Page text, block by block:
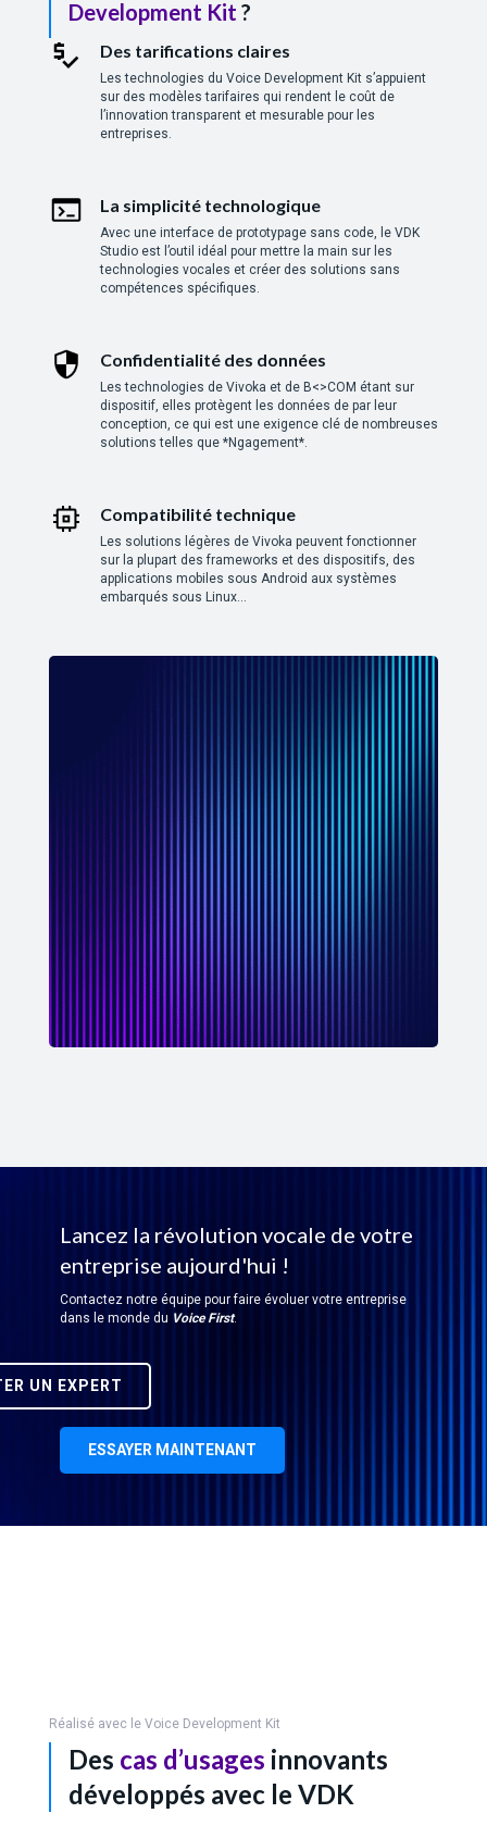
Development Kit ?
Des tarifications claires
Les technologies du Voice Development Kit s’appuient
sur des modèles tarifaires qui rendent le coût de
l’innovation transparent et mesurable pour les
entreprises.
La simplicité technologique
Avec une interface de prototypage sans code, le VDK
Studio est l’outil idéal pour mettre la main sur les
technologies vocales et créer des solutions sans
compétences spécifiques.
Confidentialité des données
Les technologies de Vivoka et de B<>COM étant sur
dispositif, elles protègent les données de par leur
conception, ce qui est une exigence clé de nombreuses
solutions telles que *Ngagement*.
Compatibilité technique
Les solutions légères de Vivoka peuvent fonctionner
sur la plupart des frameworks et des dispositifs, des
applications mobiles sous Android aux systèmes
embarqués sous Linux…
Lancez la révolution vocale de votre
entreprise aujourd'hui !
Contactez notre équipe pour faire évoluer votre entreprise
dans le monde du Voice First.
UN EXPERT
ESSAYER MAINTENANT
Réalisé avec le Voice Development Kit
Des cas d’usages innovants
développés avec le VDK